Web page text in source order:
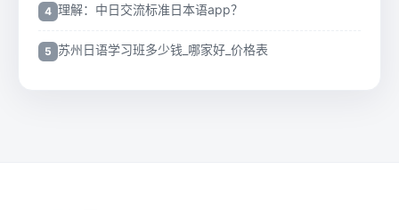
理解：中日交流标准日本语app？
苏州日语学习班多少钱_哪家好_价格表